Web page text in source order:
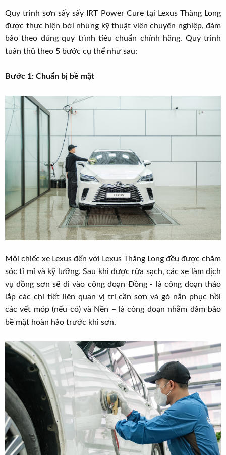
Quy trình sơn sấy sấy IRT Power Cure tại Lexus Thăng Long
được thực hiện bởi những kỹ thuật viên chuyên nghiệp, đảm
bảo theo đúng quy trình tiêu chuẩn chính hãng. Quy trình
tuân thủ theo 5 bước cụ thể như sau:
Bước 1: Chuẩn bị bề mặt
Mỗi chiếc xe Lexus đến với Lexus Thăng Long đều được chăm
sóc tỉ mỉ và kỹ lưỡng. Sau khi được rửa sạch, các xe làm dịch
vụ đồng sơn sẽ đi vào công đoạn Đồng - là công đoạn tháo
lắp các chi tiết liên quan vị trí cần sơn và gò nắn phục hồi
các vết móp (nếu có) và Nền – là công đoạn nhằm đảm bảo
bề mặt hoàn hảo trước khi sơn.